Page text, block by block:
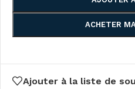
ACHETER
Ajouter à la liste de